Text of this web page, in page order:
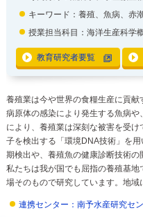
キーワード：養殖、魚病、赤
授業担当科目：海洋生産科学
教育研究者要覧
養殖業は今や世界の食糧生産に貢
病原体の感染により発生する魚病
により、養殖業は深刻な被害を受
子を検出する「環境DNA技術」を
期検出や、養殖魚の健康診断技術の
私たちは我が国でも屈指の養殖基
場そのもので研究しています。地
連携センター：南予水産研究セ